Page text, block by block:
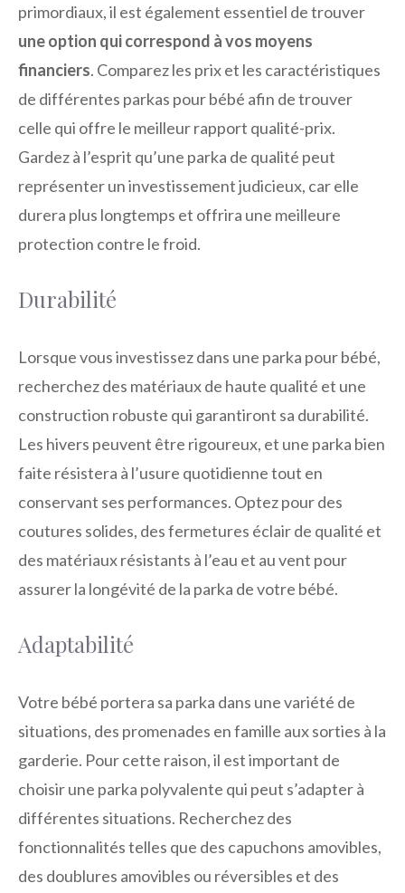
primordiaux, il est également essentiel de trouver
une option qui correspond à vos moyens
financiers. Comparez les prix et les caractéristiques
de différentes parkas pour bébé afin de trouver
celle qui offre le meilleur rapport qualité-prix.
Gardez à l’esprit qu’une parka de qualité peut
représenter un investissement judicieux, car elle
durera plus longtemps et offrira une meilleure
protection contre le froid.
Durabilité
Lorsque vous investissez dans une parka pour bébé,
recherchez des matériaux de haute qualité et une
construction robuste qui garantiront sa durabilité.
Les hivers peuvent être rigoureux, et une parka bien
faite résistera à l’usure quotidienne tout en
conservant ses performances. Optez pour des
coutures solides, des fermetures éclair de qualité et
des matériaux résistants à l’eau et au vent pour
assurer la longévité de la parka de votre bébé.
Adaptabilité
Votre bébé portera sa parka dans une variété de
situations, des promenades en famille aux sorties à la
garderie. Pour cette raison, il est important de
choisir une parka polyvalente qui peut s’adapter à
différentes situations. Recherchez des
fonctionnalités telles que des capuchons amovibles,
des doublures amovibles ou réversibles et des